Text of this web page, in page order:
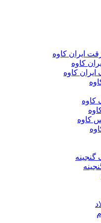
ایران کاوه
کاوه
کاوه
کاوه
کاوه